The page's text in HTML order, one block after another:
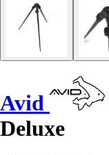
Avid
Deluxe